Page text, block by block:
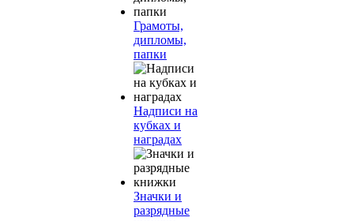
Грамоты,
дипломы,
папки
Надписи на
кубках и
наградах
Значки и
разрядные